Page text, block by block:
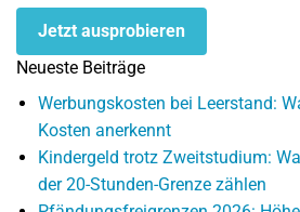
Jetzt ausprobieren
Neueste Beiträge
Werbungskosten bei Leerstand:
Kosten anerkennt
Kindergeld trotz Zweitstudium:
der 20-Stunden-Grenze zählen